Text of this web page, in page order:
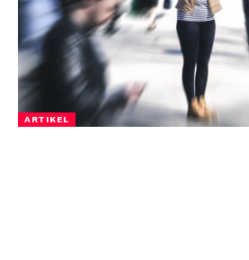
ARTIKEL